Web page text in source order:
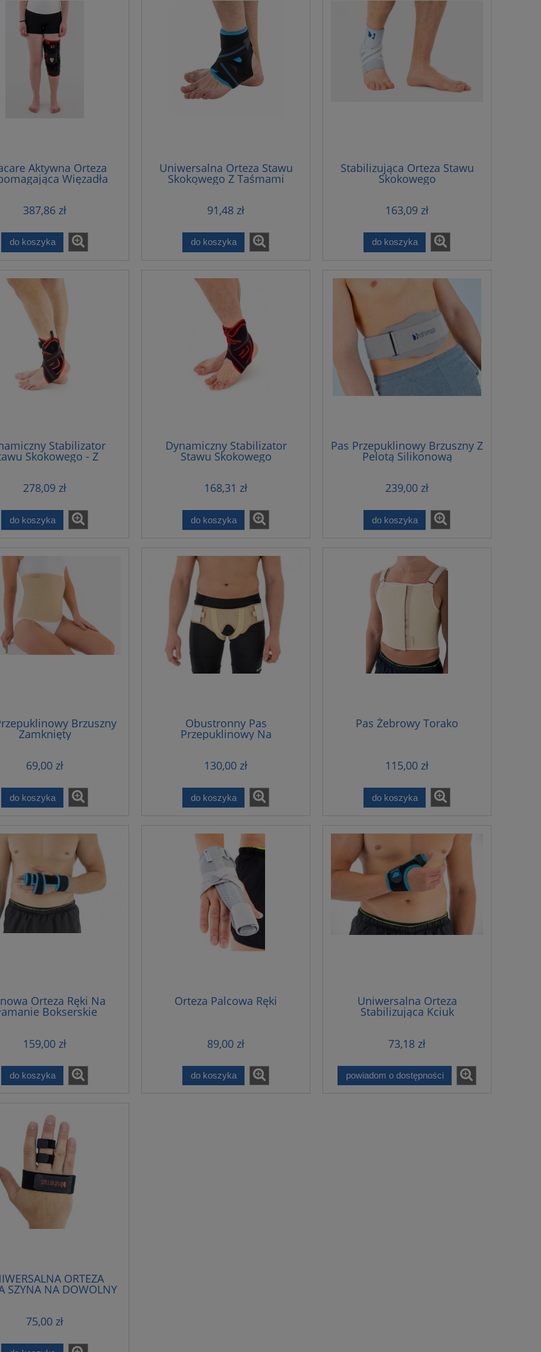
Aktywna Orteza
Więzadła
Kolanowego
387,86 zł
do koszyka
Uniwersalna Orteza Stawu
Skokowego Z Taśmami
Ósemkowymi
91,48 zł
do koszyka
Stabilizująca Orteza Stawu
Skokowego
163,09 zł
do koszyka
Stabilizator
Skokowego - Z
Systemem Cca
278,09 zł
do koszyka
Dynamiczny Stabilizator
Stawu Skokowego
168,31 zł
do koszyka
Pas Przepuklinowy Brzuszny Z
Pelotą Silikonową
239,00 zł
do koszyka
Brzuszny
Zamknięty
69,00 zł
do koszyka
Obustronny Pas
Przepuklinowy Na
Przepuklinę Pachwinową
130,00 zł
do koszyka
Pas Żebrowy Torako
115,00 zł
do koszyka
Orteza Ręki Na
Bokserskie
159,00 zł
do koszyka
Orteza Palcowa Ręki
89,00 zł
do koszyka
Uniwersalna Orteza
Stabilizująca Kciuk
73,18 zł
powiadom o dostępności
ORTEZA
SZYNA NA DOWOLNY
75,00 zł